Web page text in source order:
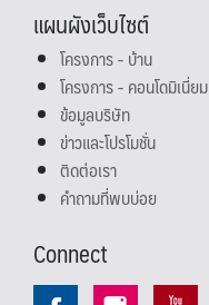
แผนผังเว็บไซต์
โครงการ - บ้าน
โครงการ - คอนโดมิเนี่ยม
ข้อมูลบริษัท
ข่าวและโปรโมชั่น
ติดต่อเรา
คำถามที่พบบ่อย
Connect